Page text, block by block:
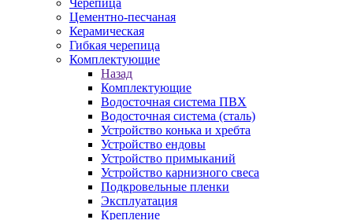
Черепица
Цементно-песчаная
Керамическая
Гибкая черепица
Комплектующие
Назад
Комплектующие
Водосточная система ПВХ
Водосточная система (сталь)
Устройство конька и хребта
Устройство ендовы
Устройство примыканий
Устройство карнизного свеса
Подкровельные пленки
Эксплуатация
Крепление